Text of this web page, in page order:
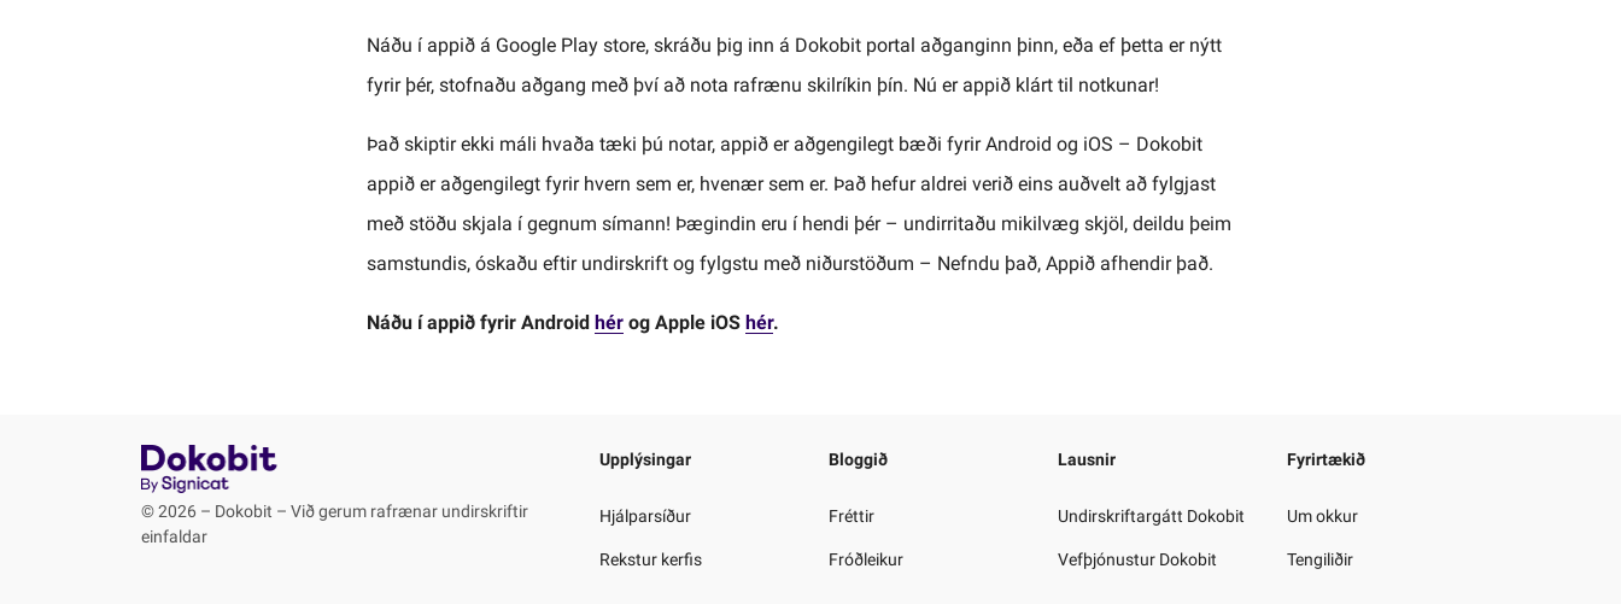
Náðu í appið á Google Play store, skráðu þig inn á Dokobit portal aðganginn þinn, eða ef þetta er nýtt
fyrir þér, stofnaðu aðgang með því að nota rafrænu skilríkin þín. Nú er appið klárt til notkunar!
Það skiptir ekki máli hvaða tæki þú notar, appið er aðgengilegt bæði fyrir Android og iOS – Dokobit
appið er aðgengilegt fyrir hvern sem er, hvenær sem er. Það hefur aldrei verið eins auðvelt að fylgjast
með stöðu skjala í gegnum símann! Þægindin eru í hendi þér – undirritaðu mikilvæg skjöl, deildu þeim
samstundis, óskaðu eftir undirskrift og fylgstu með niðurstöðum – Nefndu það, Appið afhendir það.
Náðu í appið fyrir Android hérog Apple iOS hér.
© 2026 – Dokobit – Við gerum rafrænar undirskriftir
einfaldar
Upplýsingar
Hjálparsíður
Rekstur kerfis
Bloggið
Fréttir
Fróðleikur
Lausnir
Undirskriftargátt Dokobit
Vefþjónustur Dokobit
Fyrirtækið
Um okkur
Tengiliðir